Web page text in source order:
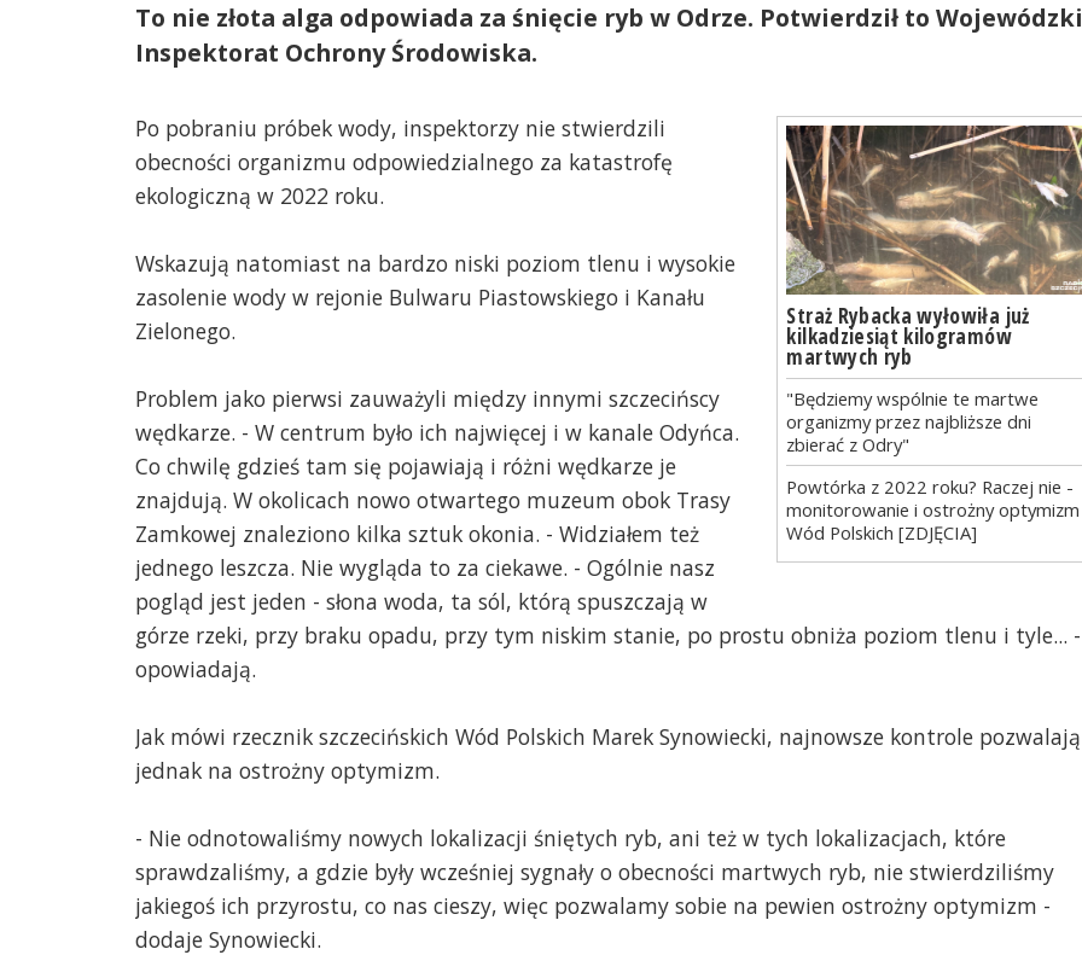
To nie złota alga odpowiada za śnięcie ryb w Odrze. Potwierdził to Wojewódzki
Inspektorat Ochrony Środowiska.
Straż Rybacka wyłowiła już
kilkadziesiąt kilogramów
martwych ryb
"Będziemy wspólnie te martwe
organizmy przez najbliższe dni
zbierać z Odry"
Powtórka z 2022 roku? Raczej nie -
monitorowanie i ostrożny optymizm
Wód Polskich [ZDJĘCIA]
Po pobraniu próbek wody, inspektorzy nie stwierdzili
obecności organizmu odpowiedzialnego za katastrofę
ekologiczną w 2022 roku.
Wskazują natomiast na bardzo niski poziom tlenu i wysokie
zasolenie wody w rejonie Bulwaru Piastowskiego i Kanału
Zielonego.
Problem jako pierwsi zauważyli między innymi szczecińscy
wędkarze. - W centrum było ich najwięcej i w kanale Odyńca.
Co chwilę gdzieś tam się pojawiają i różni wędkarze je
znajdują. W okolicach nowo otwartego muzeum obok Trasy
Zamkowej znaleziono kilka sztuk okonia. - Widziałem też
jednego leszcza. Nie wygląda to za ciekawe. - Ogólnie nasz
pogląd jest jeden - słona woda, ta sól, którą spuszczają w
górze rzeki, przy braku opadu, przy tym niskim stanie, po prostu obniża poziom tlenu i tyle... -
opowiadają.
Jak mówi rzecznik szczecińskich Wód Polskich Marek Synowiecki, najnowsze kontrole pozwalają
jednak na ostrożny optymizm.
- Nie odnotowaliśmy nowych lokalizacji śniętych ryb, ani też w tych lokalizacjach, które
sprawdzaliśmy, a gdzie były wcześniej sygnały o obecności martwych ryb, nie stwierdziliśmy
jakiegoś ich przyrostu, co nas cieszy, więc pozwalamy sobie na pewien ostrożny optymizm -
dodaje Synowiecki.